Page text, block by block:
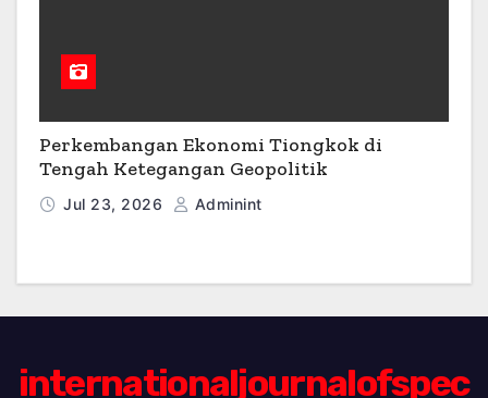
Perkembangan Ekonomi Tiongkok di
Tengah Ketegangan Geopolitik
Jul 23, 2026 Adminint
internationaljournalofspec